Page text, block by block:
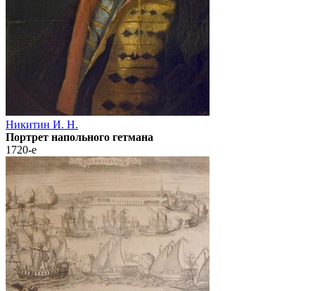
Никитин И. Н.
Портрет напольного гетмана
1720-е